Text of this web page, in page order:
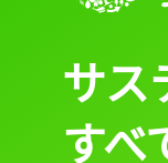
サス
すべ